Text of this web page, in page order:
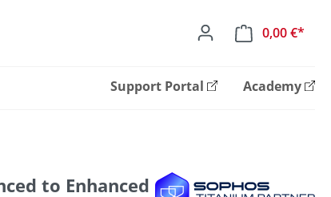
0,00 €*
Support Portal Academy
to Enhanced